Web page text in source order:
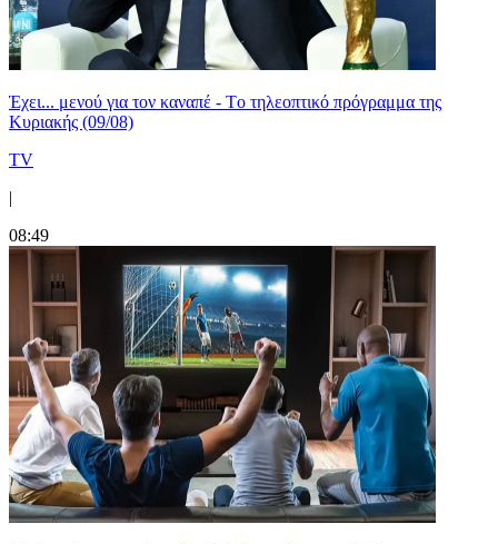
Έχει... μενού για τον καναπέ - Tο τηλεοπτικό πρόγραμμα της
Κυριακής (09/08)
TV
|
08:49